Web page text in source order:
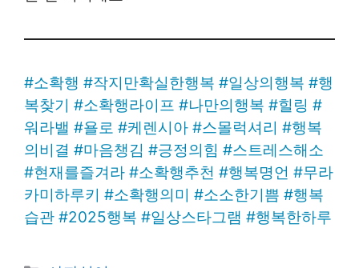
#소확행 #작지만확실한행복 #일상의행복 #행
복찾기 #소확행라이프 #나만의행복 #힐링 #
워라밸 #욜로 #케렌시아 #스몰럭셔리 #행복
의비결 #마음챙김 #긍정의힘 #스트레스해소
#현재를즐겨라 #소확행추천 #행복명언 #무라
카미하루키 #소확행의미 #소소한기쁨 #행복
습관 #2025행복 #일상스타그램 #행복한하루